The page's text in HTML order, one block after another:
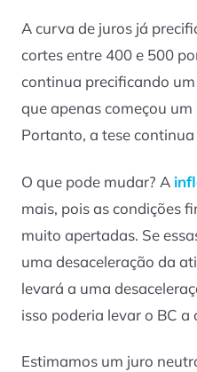
A curva de juros já
cortes entre 400 e 500
continua precificando
que apenas começou
Portanto, a tese
O que pode mudar? A
mais, pois as condições
muito apertadas. Se
uma desaceleração da
levará a uma
isso poderia levar o BC a
Estimamos um juro